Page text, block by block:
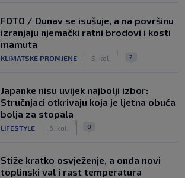
FOTO / Dunav se isušuje, a na površinu
izranjaju njemački ratni brodovi i kosti
mamuta
KLIMATSKE PROMJENE 5. kol. 2
Japanke nisu uvijek najbolji izbor:
Stručnjaci otkrivaju koja je ljetna obuća
bolja za stopala
LIFESTYLE 6. kol. 0
Stiže kratko osvježenje, a onda novi
toplinski val i rast temperatura